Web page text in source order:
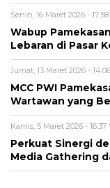
Senin, 16 Maret 2026 -
Wabup
Lebaran di Pasar
Jumat, 13 Maret 2026 -
MCC PWI
Wartawan yang
Kamis, 5 Maret 2026 - 16:37
Perkuat Sinergi
Media Gathering